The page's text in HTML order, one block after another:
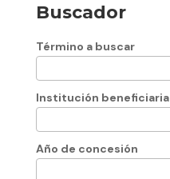
Buscador
Término a buscar
Institución beneficiaria
Año de concesión